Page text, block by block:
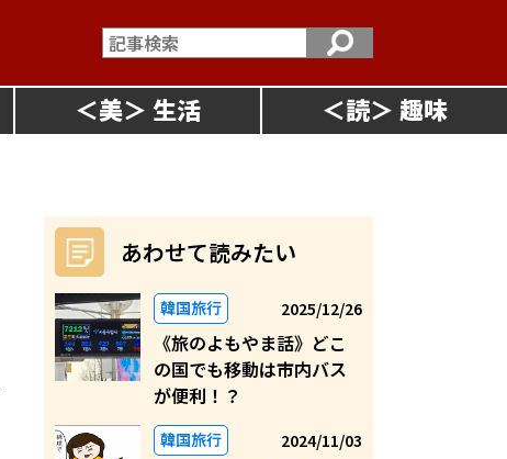
＜美＞ ＜読＞
あわせて読みたい
韓国旅行 2025/12/26
《旅のよもやま話》どこ
の国でも移動は市内バス
が便利！？
韓国旅行 2024/11/03